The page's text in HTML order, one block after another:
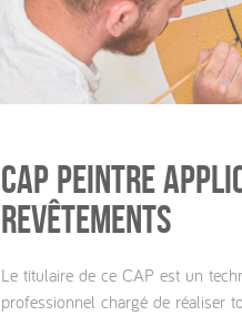
CAP Peintre
revêtements
Le titulaire de ce CAP est un
professionnel chargé de réaliser